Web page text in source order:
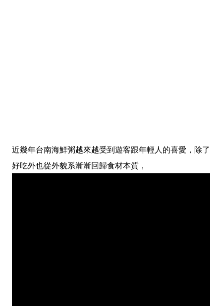
近幾年台南海鮮粥越來越受到遊客跟年輕人的喜愛，除了
好吃外也從外貌系漸漸回歸食材本質，